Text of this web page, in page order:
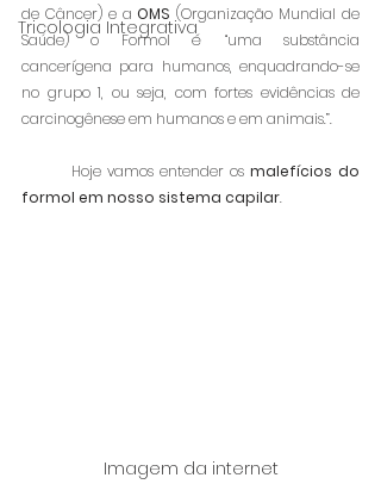
Tricologia Integrativa
de Câncer) e a OMS (Organização Mundial de
Saúde) o Formol é “uma substância
cancerígena para humanos, enquadrando-se
no grupo 1, ou seja, com fortes evidências de
carcinogênese em humanos e em animais.”.
	Hoje vamos entender os
malefícios do
formol em nosso sistema capilar.
Imagem da internet